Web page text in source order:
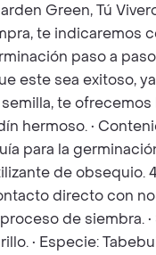
Green, Tú
te indicaremos
paso a
este sea exitoso,
te
hermoso. •
para la
de obsequio.
directo con
de siembra. •
• Especie: